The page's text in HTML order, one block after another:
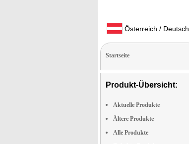
Österreich / Deutsch
Startseite
Produkt-Übersicht:
Aktuelle Produkte
Ältere Produkte
Alle Produkte